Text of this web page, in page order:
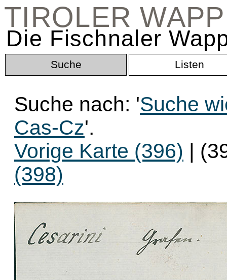
TIROLER
Die Fischnaler
Suche Listen
Suche nach: 'Suche
Cas-Cz'.
Vorige Karte (396) |
(398)